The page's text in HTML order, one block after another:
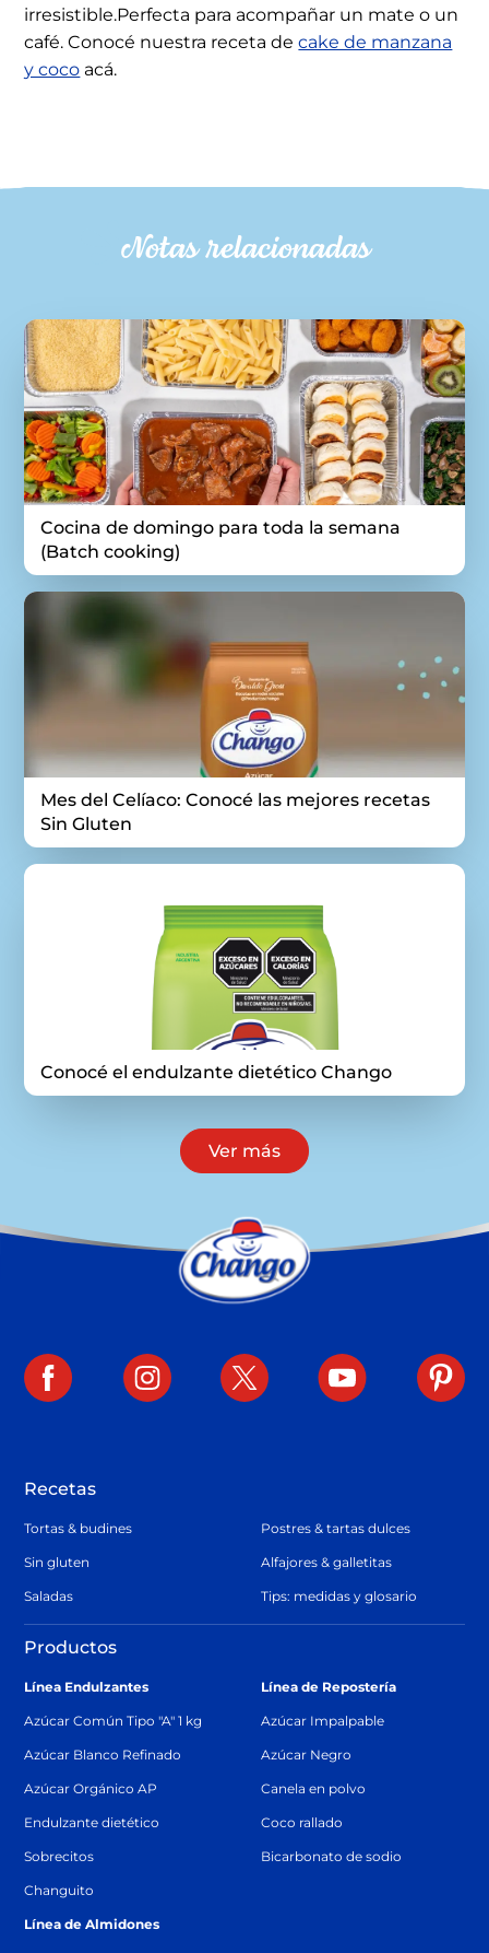
irresistible.Perfecta para acompañar un mate o un
café. Conocé nuestra receta decake de manzana
y coco acá.
Notas relacionadas
Cocina de domingo para toda la semana
(Batch cooking)
Mes del Celíaco: Conocé las mejores recetas
Sin Gluten
Conocé el endulzante dietético Chango
Ver más
Recetas
Tortas & budines Postres & tartas dulces
Sin gluten Alfajores & galletitas
Saladas Tips: medidas y glosario
Productos
Línea Endulzantes
Azúcar Común Tipo "A" 1 kg
Azúcar Blanco Refinado
Azúcar Orgánico AP
Endulzante dietético
Sobrecitos
Changuito
Línea de Repostería
Azúcar Impalpable
Azúcar Negro
Canela en polvo
Coco rallado
Bicarbonato de sodio
Línea de Almidones